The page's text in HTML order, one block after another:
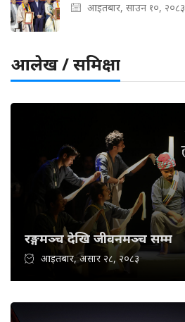
आइतबार, साउन १०, २०८३
आलेख / समिक्षा
रङ्गमञ्च देखि जीवनमञ्च सम्म
आइतबार, असार २८, २०८३